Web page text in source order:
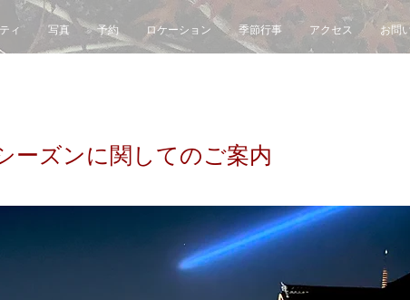
ィ 写真 予約 ロケーション 季節行事 アクセス お問
ーズンに関してのご案内